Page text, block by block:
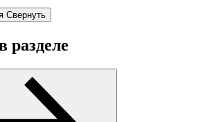
Свернуть
разделе